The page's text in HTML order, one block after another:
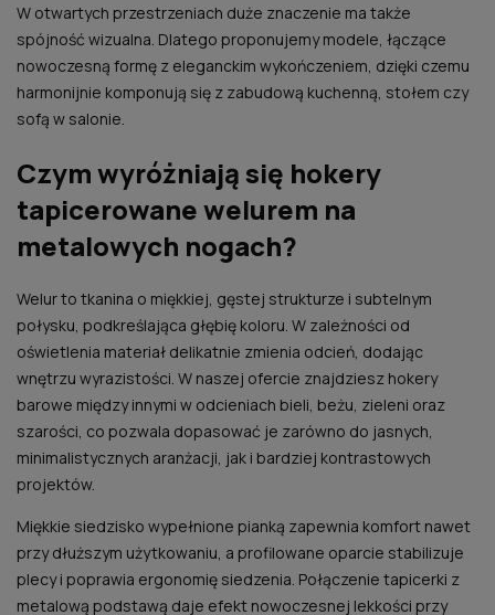
W otwartych przestrzeniach duże znaczenie ma także
spójność wizualna. Dlatego proponujemy modele, łączące
nowoczesną formę z eleganckim wykończeniem, dzięki czemu
harmonijnie komponują się z zabudową kuchenną, stołem czy
sofą w salonie.
Czym wyróżniają się hokery
tapicerowane welurem na
metalowych nogach?
Welur to tkanina o miękkiej, gęstej strukturze i subtelnym
połysku, podkreślająca głębię koloru. W zależności od
oświetlenia materiał delikatnie zmienia odcień, dodając
wnętrzu wyrazistości. W naszej ofercie znajdziesz hokery
barowe między innymi w odcieniach bieli, beżu, zieleni oraz
szarości, co pozwala dopasować je zarówno do jasnych,
minimalistycznych aranżacji, jak i bardziej kontrastowych
projektów.
Miękkie siedzisko wypełnione pianką zapewnia komfort nawet
przy dłuższym użytkowaniu, a profilowane oparcie stabilizuje
plecy i poprawia ergonomię siedzenia. Połączenie tapicerki z
metalową podstawą daje efekt nowoczesnej lekkości przy